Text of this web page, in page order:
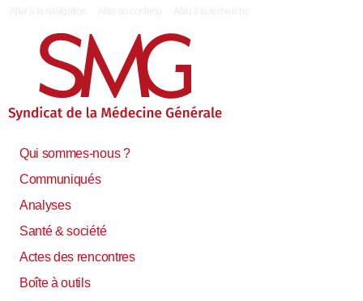
Qui sommes-nous ?
Communiqués
Analyses
Santé & société
Actes des rencontres
Boîte à outils